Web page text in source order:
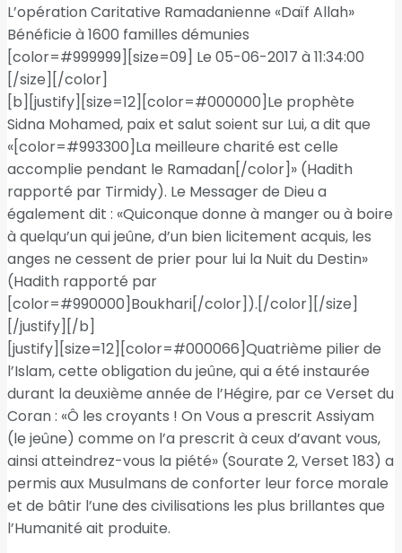
L’opération Caritative Ramadanienne «Daïf Allah»
Bénéficie à 1600 familles démunies
[color=#999999][size=09] Le 05-06-2017 à 11:34:00
[/size][/color]
[b][justify][size=12][color=#000000]Le prophète
Sidna Mohamed, paix et salut soient sur Lui, a dit que
«[color=#993300]La meilleure charité est celle
accomplie pendant le Ramadan[/color]» (Hadith
rapporté par Tirmidy). Le Messager de Dieu a
également dit : «Quiconque donne à manger ou à boire
à quelqu’un qui jeûne, d’un bien licitement acquis, les
anges ne cessent de prier pour lui la Nuit du Destin»
(Hadith rapporté par
[color=#990000]Boukhari[/color]).[/color][/size]
[/justify][/b]
[justify][size=12][color=#000066]Quatrième pilier de
l’Islam, cette obligation du jeûne, qui a été instaurée
durant la deuxième année de l’Hégire, par ce Verset du
Coran : «Ô les croyants ! On Vous a prescrit Assiyam
(le jeûne) comme on l’a prescrit à ceux d’avant vous,
ainsi atteindrez-vous la piété» (Sourate 2, Verset 183) a
permis aux Musulmans de conforter leur force morale
et de bâtir l’une des civilisations les plus brillantes que
l’Humanité ait produite.